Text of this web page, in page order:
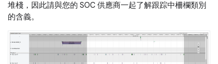
堆棧，因此請與您的 SOC 供應商一起了解跟踪中柵欄類別
的含義。